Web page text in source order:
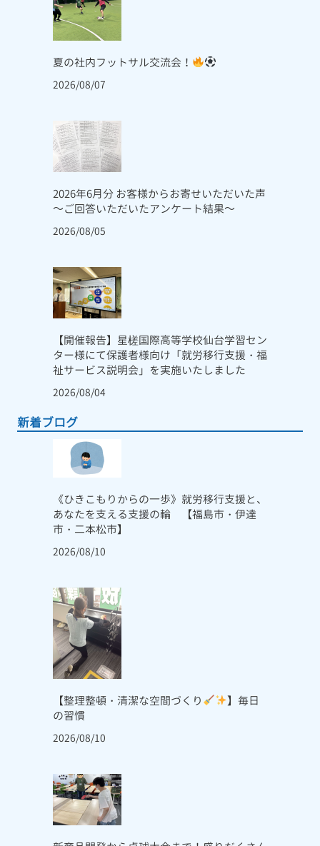
夏の社内フットサル交流会！
2026/08/07
2026年6月分 お客様からお寄せいただいた声
～ご回答いただいたアンケート結果～
2026/08/05
【開催報告】星槎国際高等学校仙台学習セン
ター様にて保護者様向け「就労移行支援・福
祉サービス説明会」を実施いたしました
2026/08/04
新着ブログ
《ひきこもりからの一歩》就労移行支援と、
あなたを支える支援の輪 【福島市・伊達
市・二本松市】
2026/08/10
【整理整頓・清潔な空間づくり
】毎日
の習慣
2026/08/10